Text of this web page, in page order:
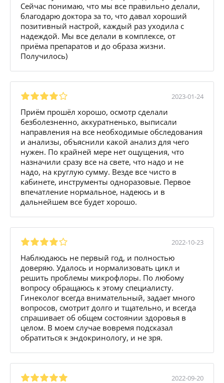
Сейчас понимаю, что мы все правильно делали,
благодарю доктора за то, что давал хороший
позитивный настрой, каждый раз уходила с
надеждой. Мы все делали в комплексе, от
приёма препаратов и до образа жизни.
Получилось)
2023-01-24
Приём прошёл хорошо, осмотр сделали
безболезненно, аккуратненько, выписали
направления на все необходимые обследования
и анализы, объяснили какой анализ для чего
нужен. По крайней мере нет ощущения, что
назначили сразу все на свете, что надо и не
надо, на круглую сумму. Везде все чисто в
кабинете, инструменты одноразовые. Первое
впечатление нормальное, надеюсь и в
дальнейшем все будет хорошо.
2022-10-23
Наблюдаюсь не первый год, и полностью
доверяю. Удалось и нормализовать цикл и
решить проблемы микрофлоры. По любому
вопросу обращаюсь к этому специалисту.
Гинеколог всегда внимательный, задает много
вопросов, смотрит долго и тщательно, и всегда
спрашивает об общем состоянии здоровья в
целом. В моем случае вовремя подсказал
обратиться к эндокринологу, и не зря.
2022-09-20